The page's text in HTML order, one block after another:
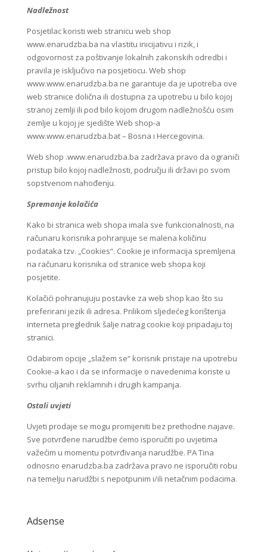
Nadležnost
Posjetilac koristi web stranicu web shop
www.enarudzba.ba na vlastitu inicijativu i rizik, i
odgovornost za poštivanje lokalnih zakonskih odredbi i
pravila je isključivo na posjetiocu. Web shop
www.www.enarudzba.ba ne garantuje da je upotreba ove
web stranice dolična ili dostupna za upotrebu u bilo kojoj
stranoj zemlji ili pod bilo kojom drugom nadležnošću osim
zemlje u kojoj je sjedište Web shop-a
www.www.enarudzba.bat – Bosna i Hercegovina.
Web shop .www.enarudzba.ba zadržava pravo da ograniči
pristup bilo kojoj nadležnosti, području ili državi po svom
sopstvenom nahođenju.
Spremanje kolačića
Kako bi stranica web shopa imala sve funkcionalnosti, na
računaru korisnika pohranjuje se malena količinu
podataka tzv. „Cookies“. Cookie je informacija spremljena
na računaru korisnika od stranice web shopa koji
posjetite.
Kolačići pohranujuju postavke za web shop kao što su
preferirani jezik ili adresa. Prilikom sljedećeg korištenja
interneta preglednik šalje natrag cookie koji pripadaju toj
stranici.
Odabirom opcije „slažem se“ korisnik pristaje na upotrebu
Cookie-a kao i da se informacije o navedenima koriste u
svrhu ciljanih reklamnih i drugih kampanja.
Ostali uvjeti
Uvjeti prodaje se mogu promijeniti bez prethodne najave.
Sve potvrđene narudžbe ćemo isporučiti po uvjetima
važećim u momentu potvrđivanja narudžbe. PA Tina
odnosno enarudzba.ba zadržava pravo ne isporučiti robu
na temelju narudžbi s nepotpunim i/ili netačnim podacima.
Adsense